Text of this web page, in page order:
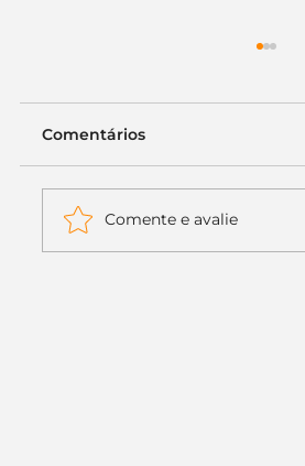
Comentários
Comente e avalie